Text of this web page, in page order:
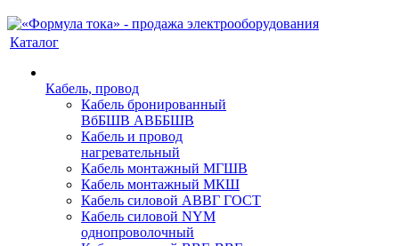
Каталог
Кабель, провод
Кабель бронированный
ВбБШВ АВББШВ
Кабель и провод
нагревательный
Кабель монтажный МГШВ
Кабель монтажный МКШ
Кабель силовой АВВГ ГОСТ
Кабель силовой NYM
однопроволочный